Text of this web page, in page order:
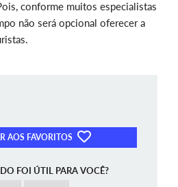
conforme muitos especialistas
não será opcional oferecer a
AOS FAVORITOS
FOI ÚTIL PARA VOCÊ?